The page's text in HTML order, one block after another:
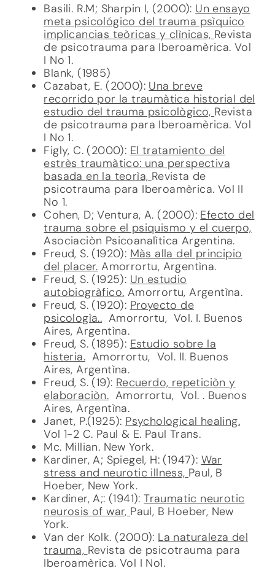
Basili. R.M; Sharpin I, (2000): Un ensayo
meta psicológico del trauma psìquico
implicancias teòricas y clìnicas, Revista
de psicotrauma para Iberoamèrica. Vol
I No 1.
Blank, (1985)
Cazabat, E. (2000): Una breve
recorrido por la traumàtica historial del
estudio del trauma psicològico, Revista
de psicotrauma para Iberoamèrica. Vol
I No 1.
Figly, C. (2000): El tratamiento del
estrès traumàtico: una perspectiva
basada en la teorìa, Revista de
psicotrauma para Iberoamèrica. Vol II
No 1.
Cohen, D; Ventura, A. (2000): Efecto del
trauma sobre el psiquismo y el cuerpo,
Asociaciòn Psicoanalìtica Argentina.
Freud, S. (1920): Màs alla del principio
del placer. Amorrortu, Argentìna.
Freud, S. (1925): Un estudio
autobiogràfico. Amorrortu, Argentìna.
Freud, S. (1920): Proyecto de
psicologìa.. Amorrortu, Vol. I. Buenos
Aires, Argentìna.
Freud, S. (1895): Estudio sobre la
histeria.Amorrortu, Vol. II. Buenos
Aires, Argentìna.
Freud, S. (19): Recuerdo, repeticiòn y
elaboraciòn. Amorrortu, Vol. . Buenos
Aires, Argentìna.
Janet, P.(1925): Psychological healing.
Vol 1-2 C. Paul & E. Paul Trans.
Mc. Millian. New York.
Kardiner, A; Spiegel, H: (1947): War
stress and neurotic illness, Paul, B
Hoeber, New York.
Kardiner, A;: (1941):Traumatic neurotic
neurosis of war, Paul, B Hoeber, New
York.
Van der Kolk. (2000): La naturaleza del
trauma, Revista de psicotrauma para
Iberoamèrica. Vol I No1.